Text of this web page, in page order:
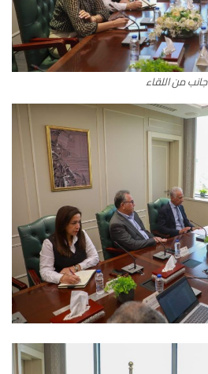
جانب من اللقاء